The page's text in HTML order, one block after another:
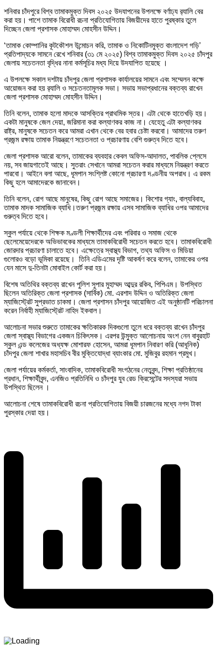
শনিবার চাঁদপুরে বিশ্ব তামাকমুক্ত দিবস ২০২৫ উদযাপনের উপলক্ষে বর্ণাঢ্য র‌্যালি বের
করা হয়। পাশে তামাক বিরোধী রচনা প্রতিযোগিতায় বিজয়ীদের হাতে পুরষ্কার তুলে
দিচ্ছেন জেলা প্রশাসক মোহাম্মদ মোহসীন উদ্দিন।
‘তামাক কোম্পানির কূটকৌশল উন্মোচন করি, তামাক ও নিকোটিনমুক্ত বাংলাদেশ গড়ি’
প্রতিপাদ্যকে সামনে রেখে শনিবার (৩১ মে ২০২৫) বিশ্ব তামাকমুক্ত দিবস ২০২৫ চাঁদপুর
জেলায় সচেতনতা বৃদ্ধির নানা কর্মসূচির মধ্য দিয়ে উদযাপিত হয়েছে ।
এ উপলক্ষে সকাল দশটায় চাঁদপুর জেলা প্রশাসক কার্যালয়ের সামনে এবং সম্মেলন কক্ষে
আয়োজন করা হয় র‌্যালি ও সচেতনতামূলক সভা। সভায় সভাপ্রধানের বক্তব্য রাখেন
জেলা প্রশাসক মোহাম্মদ মোহসীন উদ্দিন।
তিনি বলেন, তামাক হলো মাদকে আসক্তির প্রাথমিক স্তর। এটা থেকে হাতেখড়ি হয়।
একটা মানুষকে জেল দেয়া, জরিমানা করা কল্যাণকর কাজ না। যেহেতু এটা কল্যাণকর
রাষ্ট্র, মানুষকে সচেতন করে আমরা এখান থেকে বের হবার চেষ্টা করবো। আমাদের তরুণ
প্রজন্ম রক্ষায় তামাক নিয়ন্ত্রণে সচেতনতা ও প্রচারণায় বেশি গুরুত্ব দিতে হবে।
জেলা প্রশাসক আরো বলেন, তামাকের ব্যবহার কেবল অফিস-আদালত, পাবলিক প্লেসে
নয়, সব জায়গাতেই আছে। সুতরাং সেখানে আমরা সচেতন করার মাধ্যমে নিয়ন্ত্রণ করতে
পারবো। আইনে বলা আছে, ধূমপান সংশ্লিষ্ট কোনো প্রচারণা দণ্ডনীয় অপরাধ। এ রকম
কিছু হলে আমাদেরকে জানাবেন।
তিনি বলেন, রোগ আছে মানুষের, কিছু রোগ আছে সমাজের। কিশোর গ্যাং, বাল্যবিবাহ,
তামাক মাদক সামাজিক ব্যাধি।তরুণ প্রজন্ম রক্ষায় এসব সামাজিক ব্যাধির ওপর আমাদের
গুরুত্ব দিতে হবে।
স্কুল পর্যায়ে থেকে শিক্ষক মণ্ডলী শিক্ষার্থীদের এবং পরিবার ও সমাজ থেকে
ছেলেমেয়েদেরকে অভিভাবকের মাধ্যমে তামাকবিরোধী সচেতন করতে হবে। তামাকবিরোধী
জোরদার প্রচারণা চালাতে হবে। এক্ষেত্রে স্বাস্থ্য বিভাগ, তথ্য অফিস ও মিডিয়া
গুলোরও বড়ো ভূমিকা রয়েছে। তিনি এডিএমের দৃষ্টি আকর্ষণ করে বলেন, তামাকের ওপর
যেন মাসে দু-তিনটা মোবাইল কোর্ট করা হয়।
বিশেষ অতিথির বক্তব্য রাখেন পুলিশ সুপার মুহাম্মদ আব্দুর রকিব, পিপিএম। উপস্থিত
ছিলেন অতিরিক্ত জেলা প্রশাসক (সার্বিক) মো. এরশাদ উদ্দিন ও অতিরিক্ত জেলা
ম্যাজিস্ট্রেট সুপ্রভাত চাকমা। জেলা প্রশাসন চাঁদপুর আয়োজিত এই অনুষ্ঠানটি পরিচালনা
করেন নির্বাহী ম্যাজিস্ট্রেট নাহিদ ইকবাল।
আলোচনা সভার শুরুতে তামাকের ক্ষতিকারক দিকগুলো তুলে ধরে বক্তব্য রাখেন চাঁদপুর
জেলা স্বাস্থ্য বিভাগের একজন চিকিৎসক। এরপর উন্মুক্ত আলোচনায় অংশ নেন বাবুরহাট
স্কুল এন্ড কলেজের অধ্যক্ষ মোশারফ হোসেন, আমরা ধূমপান নিবারণ করি (আধূনিক)
চাঁদপুর জেলা শাখার মহাসচিব বীর মুক্তিযোদ্ধা ব্যাংকার মো. মুজিবুর রহমান প্রমুখ।
জেলা পর্যায়ের কর্মকর্তা, সাংবাদিক, তামাকবিরোধী সংগঠনের নেতৃবৃন্দ, শিক্ষা প্রতিষ্ঠানের
প্রধান, শিক্ষার্থীবৃন্দ, এনজিও প্রতিনিধি ও চাঁদপুর যুব রেড ক্রিসেন্টের সদস্যরা সভায়
উপস্থিত ছিলেন ।
আলোচনা শেষে তামাকবিরোধী রচনা প্রতিযোগিতায় বিজয়ী চারজনের মধ্যে নগদ টাকা
পুরস্কার দেয়া হয়।